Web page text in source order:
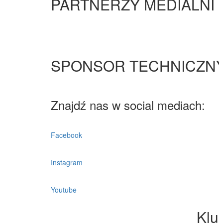
SPONSOR
Znajdź nas w social mediach:
Facebook
Instagram
Youtube